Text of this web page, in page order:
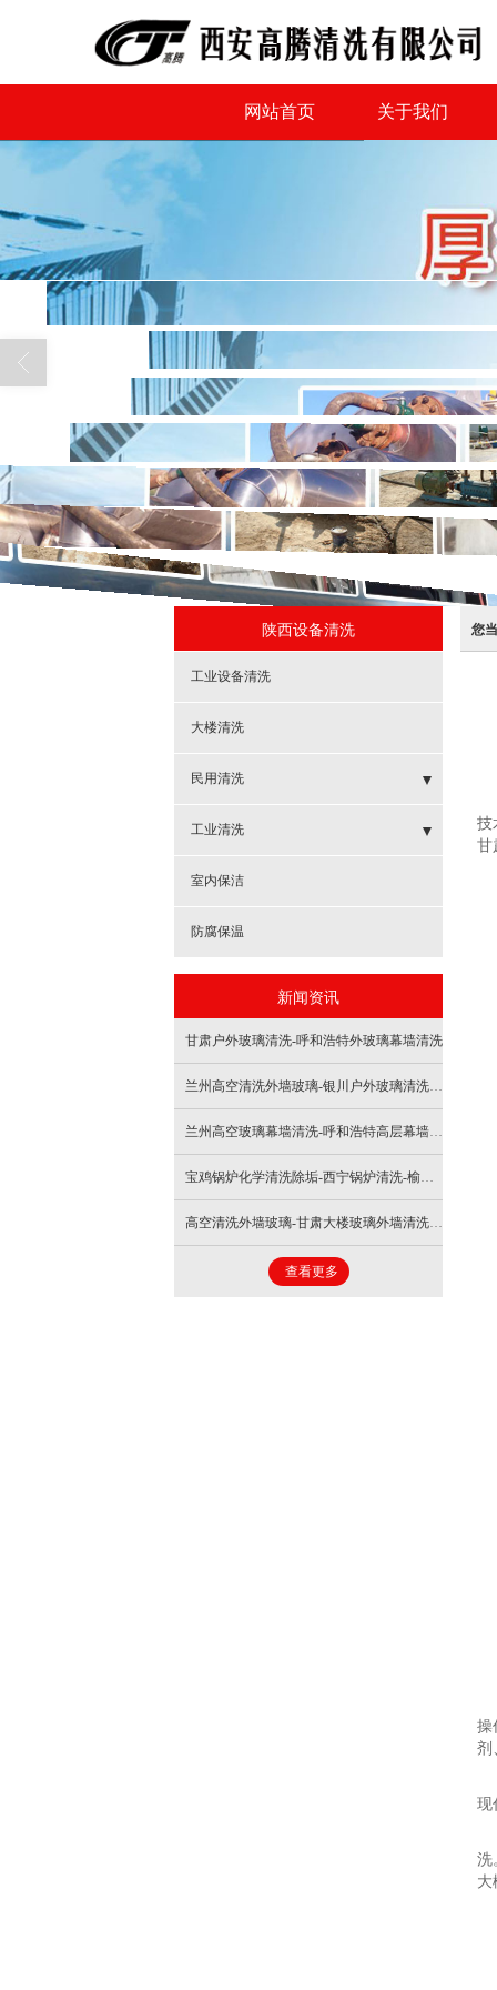
网站首页 关于我们
您
技
甘
操
剂
现
洗
大
陕西设备清洗
工业设备清洗
大楼清洗
民用清洗
- 水池清洗
- 水塔清洗
- 地暖清洗
- 水箱清洗
工业清洗
- 冷却塔清洗除垢
- 管线清洗
- 导热油清洗
- 冷却塔清洗
- 防腐保温工程
- 中央空调清洗
- 撬装炉清洗
室内保洁
防腐保温
新闻资讯
甘肃户外玻璃清洗-呼和浩特外玻璃幕墙清洗
兰州高空清洗外墙玻璃-银川户外玻璃清洗-银川外墙高空玻璃清洗
兰州高空玻璃幕墙清洗-呼和浩特高层幕墙玻璃清洁
宝鸡锅炉化学清洗除垢-西宁锅炉清洗-榆林电厂锅炉化学清洗
高空清洗外墙玻璃-甘肃大楼玻璃外墙清洗-甘肃外墙清洗
查看更多